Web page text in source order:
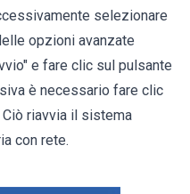
selezionare
opzioni avanzate
e fare clic sul pulsante
è necessario fare clic
riavvia il sistema
con rete.